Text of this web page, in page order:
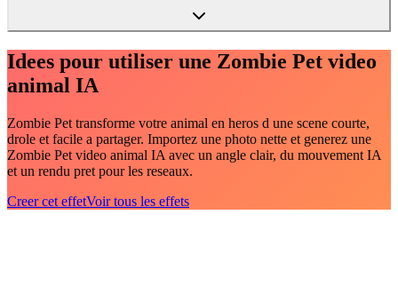
Idees pour utiliser une Zombie Pet video
animal IA
Zombie Pet transforme votre animal en heros d une scene courte,
drole et facile a partager. Importez une photo nette et generez une
Zombie Pet video animal IA avec un angle clair, du mouvement IA
et un rendu pret pour les reseaux.
Creer cet effetVoir tous les effets